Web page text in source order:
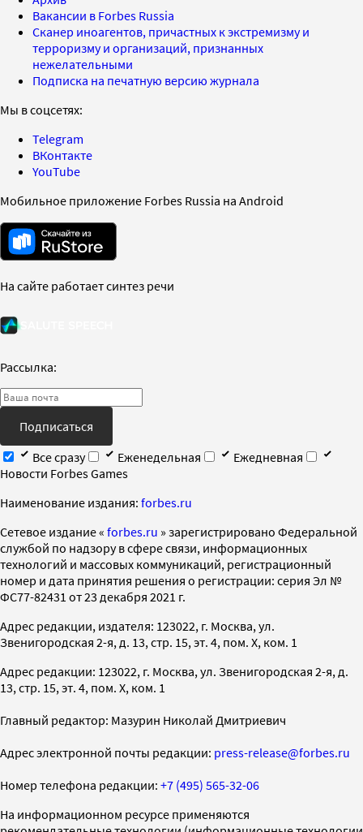
Вакансии в Forbes Russia
Сканер иноагентов, причастных к экстремизму и
терроризму и организаций, признанных
нежелательными
Подписка на печатную версию журнала
Мы в соцсетях:
Telegram
ВКонтакте
YouTube
Мобильное приложение Forbes Russia на Android
На сайте работает синтез речи
Рассылка:
Подписаться
Все сразу
Еженедельная
Ежедневная
Новости Forbes Games
Наименование издания: forbes.ru
Cетевое издание « forbes.ru » зарегистрировано Федеральной
службой по надзору в сфере связи, информационных
технологий и массовых коммуникаций, регистрационный
номер и дата принятия решения о регистрации: серия Эл №
ФС77-82431 от 23 декабря 2021 г.
Адрес редакции, издателя: 123022, г. Москва, ул.
Звенигородская 2-я, д. 13, стр. 15, эт. 4, пом. X, ком. 1
Адрес редакции: 123022, г. Москва, ул. Звенигородская 2-я, д.
13, стр. 15, эт. 4, пом. X, ком. 1
Главный редактор: Мазурин Николай Дмитриевич
Адрес электронной почты редакции: press-release@forbes.ru
Номер телефона редакции: +7 (495) 565-32-06
На информационном ресурсе применяются